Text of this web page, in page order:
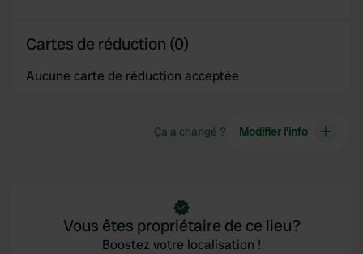
Cartes de réduction (0)
Aucune carte de réduction acceptée
Ça a changé ? Modifier l’info
Vous êtes propriétaire de ce lieu?
Boostez votre localisation !